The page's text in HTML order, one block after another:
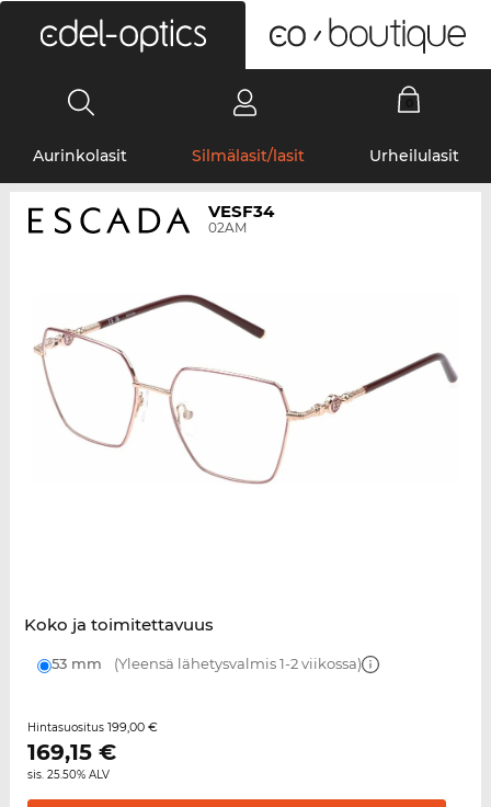
Aurinkolasit Silmälasit/lasit Urheilulasit
VESF34
02AM
Koko ja toimitettavuus
53 mm (Yleensä lähetysvalmis 1-2 viikossa)
Hintasuositus 199,00 €
169,15€
sis. 25.50% ALV